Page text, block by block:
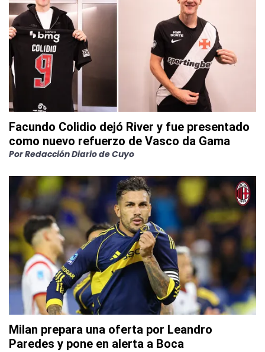
Facundo Colidio dejó River y fue presentado
como nuevo refuerzo de Vasco da Gama
PorRedacción Diario de Cuyo
Milan prepara una oferta por Leandro
Paredes y pone en alerta a Boca